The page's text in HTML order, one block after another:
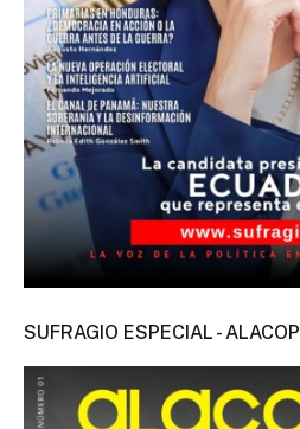
SUFRAGIO ESPECIAL - ALACOP